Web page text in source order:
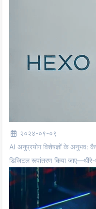
२०२४-०९-०९
AI अनुप्रयोग विशेषज्ञों के अनुभव:
डिजिटल रूपांतरण किया